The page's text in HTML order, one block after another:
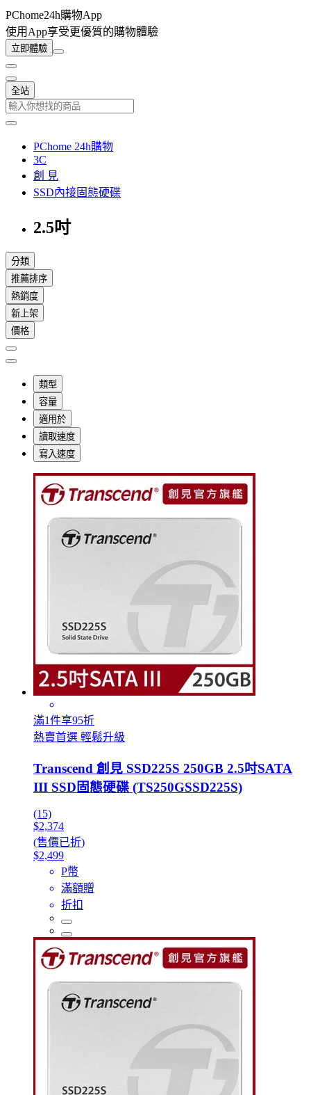
PChome24h購物App
使用App享受更優質的購物體驗
立即體驗
全站
PChome 24h購物
3C
創 見
SSD內接固態硬碟
2.5吋
分類
推薦排序
熱銷度
新上架
價格
類型
容量
適用於
讀取速度
寫入速度
滿1件享95折
熱賣首選 輕鬆升級
Transcend 創見 SSD225S 250GB 2.5吋SATA
III SSD固態硬碟 (TS250GSSD225S)
(15)
$2,374
(售價已折)
$2,499
P幣
滿額贈
折扣